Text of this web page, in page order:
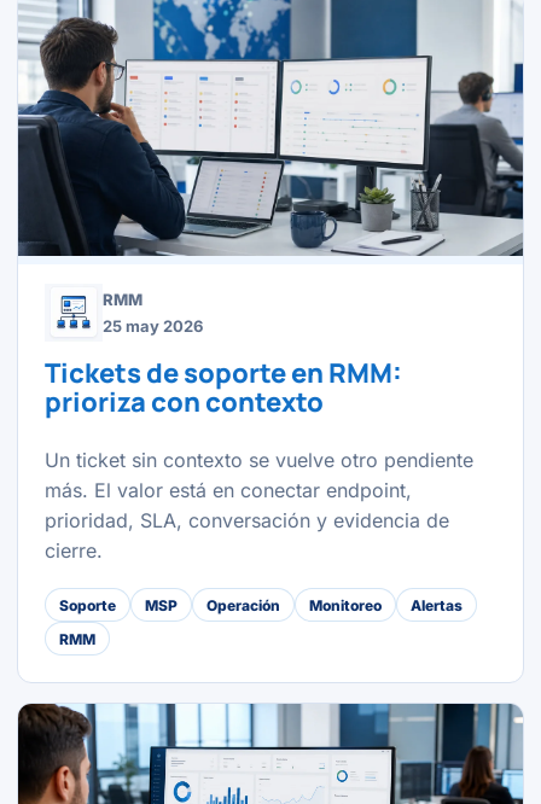
RMM
25 may 2026
Tickets de soporte en RMM:
prioriza con contexto
Un ticket sin contexto se vuelve otro pendiente
más. El valor está en conectar endpoint,
prioridad, SLA, conversación y evidencia de
cierre.
Soporte MSP Operación Monitoreo
Alertas
RMM